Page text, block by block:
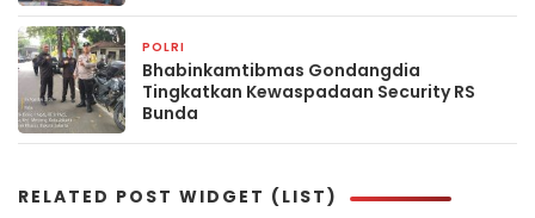
POLRI
Bhabinkamtibmas Gondangdia
Tingkatkan Kewaspadaan Security RS
Bunda
RELATED POST WIDGET (LIST)